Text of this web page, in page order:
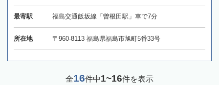
最寄駅 福島交通飯坂線「曽根田駅」車で7分
所在地 〒960-8113 福島県福島市旭町5番33号
全16件中1~16件を表示